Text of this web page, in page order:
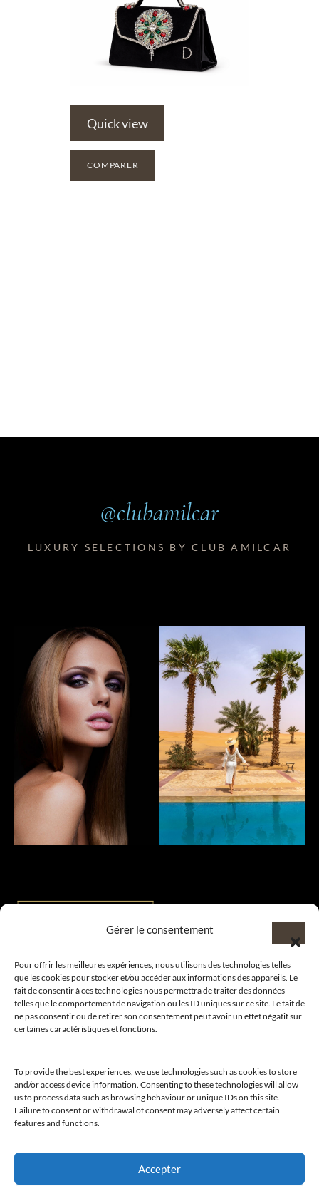
Gérer le consentement
Pour offrir les meilleures expériences, nous utilisons des technologies telles
que les cookies pour stocker et/ou accéder aux informations des appareils. Le
fait de consentir à ces technologies nous permettra de traiter des données
telles que le comportement de navigation ou les ID uniques sur ce site. Le fait de
ne pas consentir ou de retirer son consentement peut avoir un effet négatif sur
certaines caractéristiques et fonctions.
To provide the best experiences, we use technologies such as cookies to store
and/or access device information. Consenting to these technologies will allow
us to process data such as browsing behaviour or unique IDs on this site.
Failure to consent or withdrawal of consent may adversely affect certain
features and functions.
Accepter
Quick view
COMPARER
@clubamilcar
LUXURY SELECTIONS BY CLUB AMILCAR
Bienvenue au sein du CLUB AMILCAR !
Nous contacter et rejoindre le
CLUB.
Suivre nos actualités